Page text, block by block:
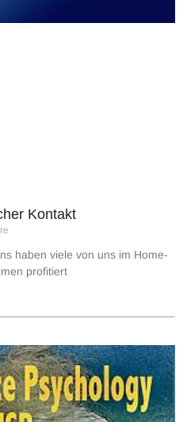
Kontakt
haben viele von uns im Home-
profitiert